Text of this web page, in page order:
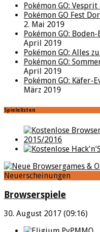
Pokémon GO:
Pokémon GO Fest
2. Mai 2019
Pokémon GO:
April 2019
Pokémon GO: Alles
Pokémon GO:
April 2019
Pokémon GO:
März 2019
Spielelisten
Neuerscheinungen
Browserspiele
30. August 2017 (09:16)